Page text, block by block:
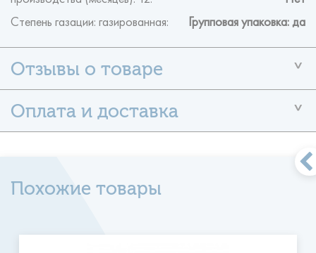
Степень газации: газированная: Групповая упаковка: да
- оплата по безналичному
банковской картой VISA, MASTERCARD
Похожие товары